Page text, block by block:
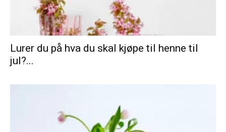
Lurer du på hva du skal kjøpe til henne til
jul?...